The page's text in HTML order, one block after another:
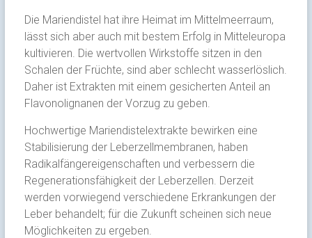
Die Mariendistel hat ihre Heimat im Mittelmeerraum,
lässt sich aber auch mit bestem Erfolg in Mitteleuropa
kultivieren. Die wertvollen Wirkstoffe sitzen in den
Schalen der Früchte, sind aber schlecht wasserlöslich.
Daher ist Extrakten mit einem gesicherten Anteil an
Flavonolignanen der Vorzug zu geben.
Hochwertige Mariendistelextrakte bewirken eine
Stabilisierung der Leberzellmembranen, haben
Radikalfängereigenschaften und verbessern die
Regenerationsfähigkeit der Leberzellen. Derzeit
werden vorwiegend verschiedene Erkrankungen der
Leber behandelt; für die Zukunft scheinen sich neue
Möglichkeiten zu ergeben.